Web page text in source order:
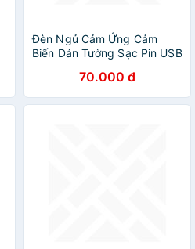
Đèn Ngủ Cảm Ứng Cảm
Biến Dán Tường Sạc Pin USB
70.000 đ